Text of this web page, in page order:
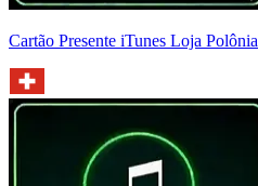
Cartão Presente iTunes Loja Polônia